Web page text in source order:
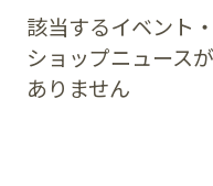
館内サービス
施設からのお知らせ
該当するイベント・
ショップニュースが
ありません